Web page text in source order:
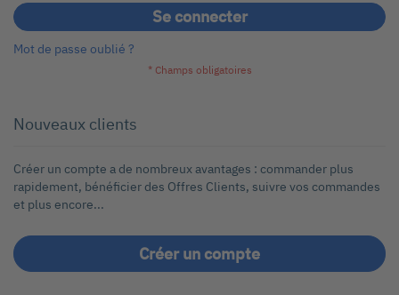
Se connecter
Mot de passe oublié ?
Nouveaux clients
Créer un compte a de nombreux avantages : commander plus
rapidement, bénéficier des Offres Clients, suivre vos commandes
et plus encore...
Créer un compte